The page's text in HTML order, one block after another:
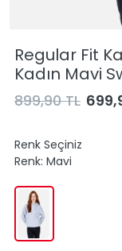
Regular Fit
Kadın Mavi
899,90 TL
Renk Seçiniz
Renk: Mavi